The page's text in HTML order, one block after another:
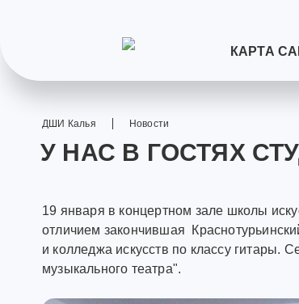
КАРТА
ДШИ Калья Новости
У НАС В ГОСТЯХ
19 января в концертном зале школы
отличием закончившая
и колледжа искусств по классу
музыкального театра".